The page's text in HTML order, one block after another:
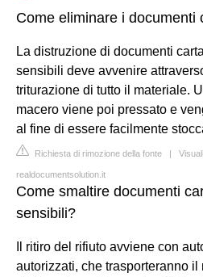
Come eliminare i documenti
La distruzione di documenti
sensibili deve avvenire
triturazione di tutto il materiale.
macero viene poi pressato e
al fine di essere facilmente
Richiesta di rimozione della fonte |
realdocumentsolution.it
Come smaltire documenti
sensibili?
Il ritiro del rifiuto avviene con
autorizzati, che trasporteranno